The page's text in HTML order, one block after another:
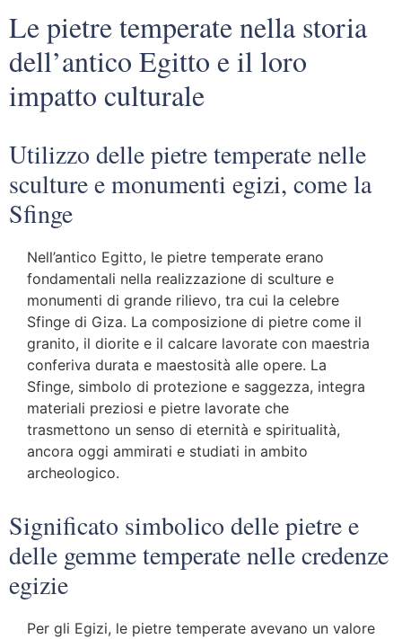
Le pietre temperate nella storia
dell’antico Egitto e il loro
impatto culturale
Utilizzo delle pietre temperate nelle
sculture e monumenti egizi, come la
Sfinge
Nell’antico Egitto, le pietre temperate erano
fondamentali nella realizzazione di sculture e
monumenti di grande rilievo, tra cui la celebre
Sfinge di Giza. La composizione di pietre come il
granito, il diorite e il calcare lavorate con maestria
conferiva durata e maestosità alle opere. La
Sfinge, simbolo di protezione e saggezza, integra
materiali preziosi e pietre lavorate che
trasmettono un senso di eternità e spiritualità,
ancora oggi ammirati e studiati in ambito
archeologico.
Significato simbolico delle pietre e
delle gemme temperate nelle credenze
egizie
Per gli Egizi, le pietre temperate avevano un valore